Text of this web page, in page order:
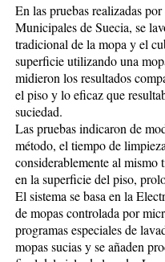
En las pruebas realizadas
Municipales de Suecia, se
tradicional de la mopa y el
superficie utilizando una
midieron los resultados
el piso y lo eficaz que
suciedad.
Las pruebas indicaron de
método, el tiempo de
considerablemente al mismo
en la superficie del piso,
El sistema se basa en la
de mopas controlada por
programas especiales de
mopas sucias y se añaden